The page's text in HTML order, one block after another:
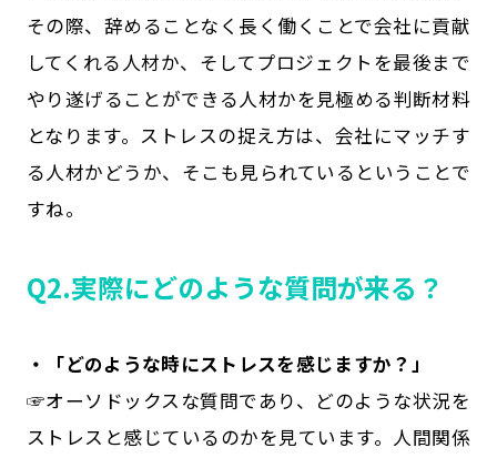
その際、辞めることなく長く働くことで会社に貢献
してくれる人材か、そしてプロジェクトを最後まで
やり遂げることができる人材かを見極める判断材料
となります。ストレスの捉え方は、会社にマッチす
る人材かどうか、そこも見られているということで
すね。
Q2.実際にどのような質問が来る？
・「どのような時にストレスを感じますか？」
☞オーソドックスな質問であり、どのような状況を
ストレスと感じているのかを見ています。人間関係